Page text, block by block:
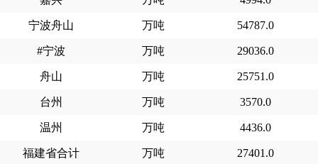
宁波舟山 万吨 54787.0
#宁波 万吨 29036.0
舟山 万吨 25751.0
台州 万吨 3570.0
温州 万吨 4436.0
福建省合计 万吨 27401.0